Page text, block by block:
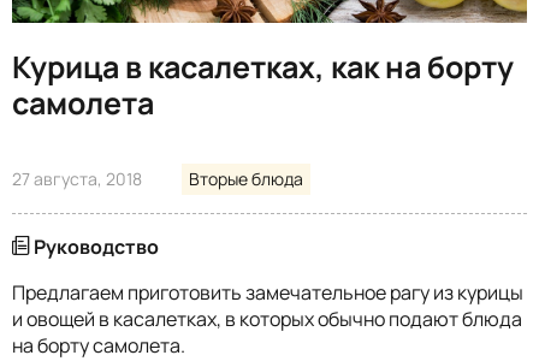
Курица в касалетках, как на борту
самолета
27 августа, 2018 Вторые блюда
Руководство
Предлагаем приготовить замечательное рагу из курицы
и овощей в касалетках, в которых обычно подают блюда
на борту самолета.